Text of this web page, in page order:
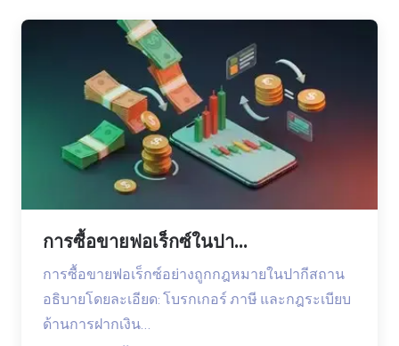
การซื้อขายฟอเร็กซ์ในปา...
การซื้อขายฟอเร็กซ์อย่างถูกกฎหมายในปากีสถาน
อธิบายโดยละเอียด: โบรกเกอร์ ภาษี และกฎระเบียบ
ด้านการฝากเงิน…